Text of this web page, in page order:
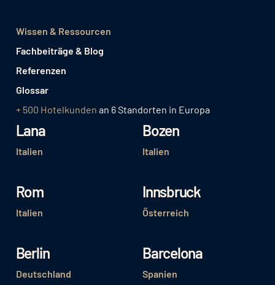
Wissen & Ressourcen
Fachbeiträge & Blog
Referenzen
Glossar
+ 500 Hotelkunden an 6 Standorten in Europa
Lana
Italien
Bozen
Italien
Rom
Italien
Innsbruck
Österreich
Berlin
Deutschland
Barcelona
Spanien